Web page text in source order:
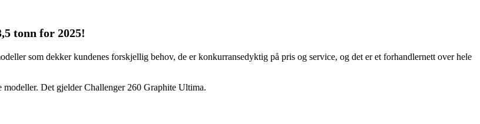
tonn for 2025!
som dekker kundenes forskjellig behov, de er konkurransedyktig på pris og service, og det er et forhandlernett over hele
Det gjelder Challenger 260 Graphite Ultima.